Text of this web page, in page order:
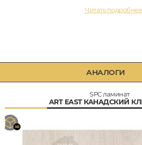
Читать подробнее
АНАЛОГИ
SPC ламинат
ART EAST КАНАДСКИЙ